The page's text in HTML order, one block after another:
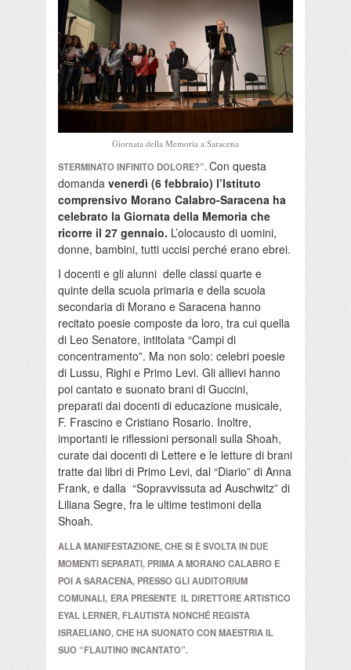
Giornata della Memoria a Saracena
STERMINATO INFINITO DOLORE?”.Con questa
domanda venerdì (6 febbraio) l’Istituto
comprensivo Morano Calabro-Saracena ha
celebrato la Giornata della Memoria che
ricorre il 27 gennaio. L’olocausto di uomini,
donne, bambini, tutti uccisi perché erano ebrei.
I docenti e gli alunni delle classi quarte e
quinte della scuola primaria e della scuola
secondaria di Morano e Saracena hanno
recitato poesie composte da loro, tra cui quella
di Leo Senatore, intitolata “Campi di
concentramento”. Ma non solo: celebri poesie
di Lussu, Righi e Primo Levi. Gli allievi hanno
poi cantato e suonato brani di Guccini,
preparati dai docenti di educazione musicale,
F. Frascino e Cristiano Rosario. Inoltre,
importanti le riflessioni personali sulla Shoah,
curate dai docenti di Lettere e le letture di brani
tratte dai libri di Primo Levi, dal “Diario” di Anna
Frank, e dalla “Sopravvissuta ad Auschwitz” di
Liliana Segre, fra le ultime testimoni della
Shoah.
ALLA MANIFESTAZIONE, CHE SI È SVOLTA IN DUE
MOMENTI SEPARATI, PRIMA A MORANO CALABRO E
POI A SARACENA, PRESSO GLI AUDITORIUM
COMUNALI, ERA PRESENTE IL DIRETTORE ARTISTICO
EYAL LERNER, FLAUTISTA NONCHÉ REGISTA
ISRAELIANO, CHE HA SUONATO CON MAESTRIA IL
SUO “FLAUTINO INCANTATO”.